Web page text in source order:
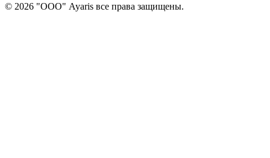
© 2026 "ООО" Ayaris все права защищены.